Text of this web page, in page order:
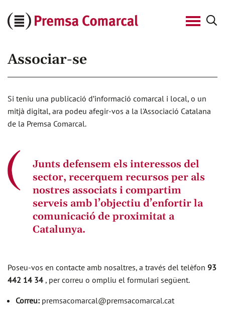
Cerca
Associar-se
Si teniu una publicació d’informació comarcal i local, o un
mitjà digital, ara podeu afegir-vos a la l'Associació Catalana
de la Premsa Comarcal.
Junts defensem els interessos del
sector, recerquem recursos per als
nostres associats i compartim
serveis amb l’objectiu d’enfortir la
comunicació de proximitat a
Catalunya.
Poseu-vos en contacte amb nosaltres, a través del telèfon 93
442 14 34 , per correu o ompliu el formulari següent.
Correu: premsacomarcal@premsacomarcal.cat